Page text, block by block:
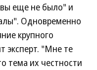
еще не было" и
Одновременно
крупного
эксперт. "Мне те
тема их честности